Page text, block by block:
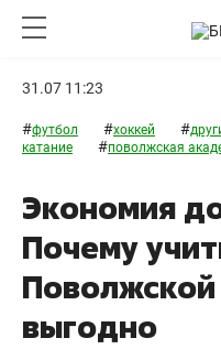
31.07 11:23
#футбол #хоккей #
катание
#поволжская
Экономия
Почему
выгодно